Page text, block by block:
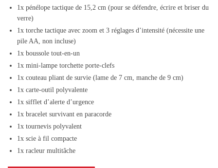
1x pénélope tactique de 15,2 cm (pour se défendre, écrire et briser du
verre)
1x torche tactique avec zoom et 3 réglages d’intensité (nécessite une
pile AA, non incluse)
1x boussole tout-en-un
1x mini-lampe torchette porte-clefs
1x couteau pliant de survie (lame de 7 cm, manche de 9 cm)
1x carte-outil polyvalente
1x sifflet d’alerte d’urgence
1x bracelet survivant en paracorde
1x tournevis polyvalent
1x scie à fil compacte
1x racleur multitâche